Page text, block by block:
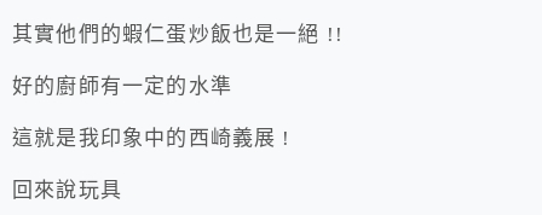
其實他們的蝦仁蛋炒飯也是一絕 !!
好的廚師有一定的水準
這就是我印象中的西崎義展 !
回來說玩具